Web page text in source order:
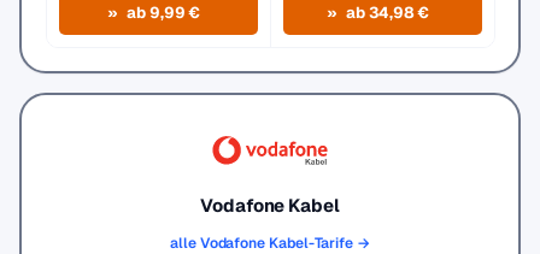
ab 9,99 € ab 34,98 €
Vodafone Kabel
alle Vodafone Kabel-Tarife →